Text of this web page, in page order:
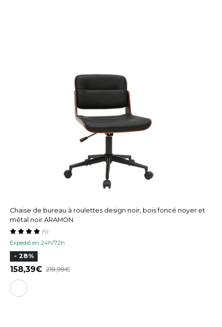
Chaise de bureau à roulettes design noir, bois foncé noyer et
métal noir ARAMON
Expedié en 24h/72h
(6)
- 28%
158,39 219,99